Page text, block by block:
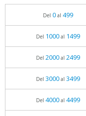
Del 0al 499
Del 1000al 1499
Del 2000al 2499
Del 3000al 3499
Del 4000al 4499